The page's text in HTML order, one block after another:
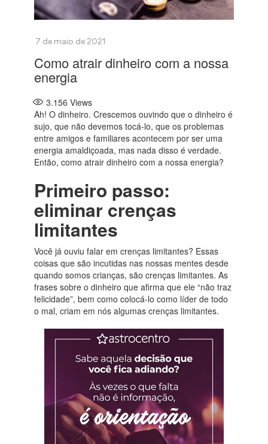
Como atrair dinheiro com a nossa
energia
3.156 Views
Ah! O dinheiro. Crescemos ouvindo que o dinheiro é
sujo, que não devemos tocá-lo, que os problemas
entre amigos e familiares acontecem por ser uma
energia amaldiçoada, mas nada disso é verdade.
Então, como atrair dinheiro com a nossa energia?
Primeiro passo:
eliminar crenças
limitantes
Você já ouviu falar em crenças limitantes? Essas
coisas que são incutidas nas nossas mentes desde
quando somos crianças, são crenças limitantes. As
frases sobre o dinheiro que afirma que ele “não traz
felicidade”, bem como colocá-lo como líder de todo
o mal, criam em nós algumas crenças limitantes.